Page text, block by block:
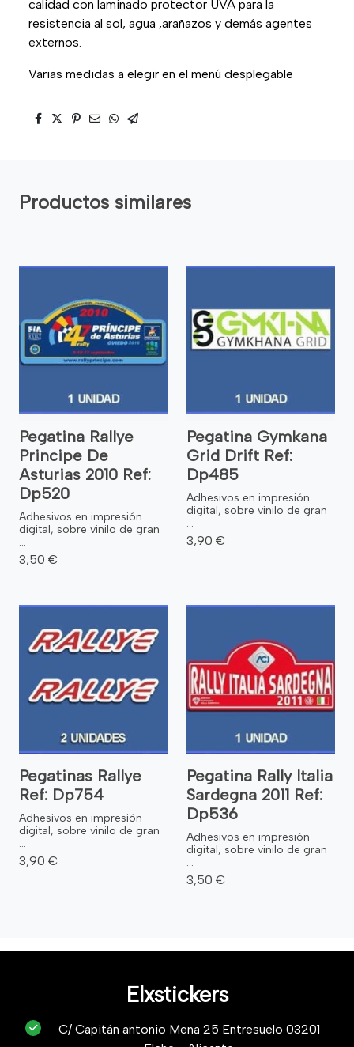
calidad con laminado protector UVA para la
resistencia al sol, agua ,arañazos y demás agentes
externos.
Varias medidas a elegir en el menú desplegable
Productos similares
Pegatina Rallye
Principe De
Asturias 2010 Ref:
Dp520
Adhesivos en impresión
digital, sobre vinilo de gran
...
3,50 €
Pegatina Gymkana
Grid Drift Ref:
Dp485
Adhesivos en impresión
digital, sobre vinilo de gran
...
3,90 €
Pegatinas Rallye
Ref: Dp754
Adhesivos en impresión
digital, sobre vinilo de gran
...
3,90 €
Pegatina Rally Italia
Sardegna 2011 Ref:
Dp536
Adhesivos en impresión
digital, sobre vinilo de gran
...
3,50 €
Elxstickers
C/ Capitán antonio Mena 25 Entresuelo 03201